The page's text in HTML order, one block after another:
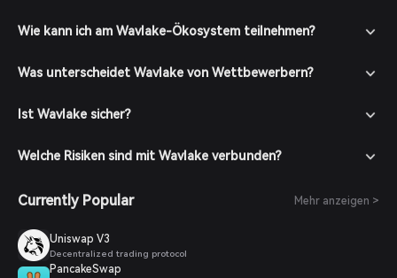
Wie kann ich am Wavlake-Ökosystem teilnehmen?
Was unterscheidet Wavlake von Wettbewerbern?
Ist Wavlake sicher?
Welche Risiken sind mit Wavlake verbunden?
Currently Popular Mehr anzeigen >
Uniswap V3
Decentralized trading protocol
PancakeSwap